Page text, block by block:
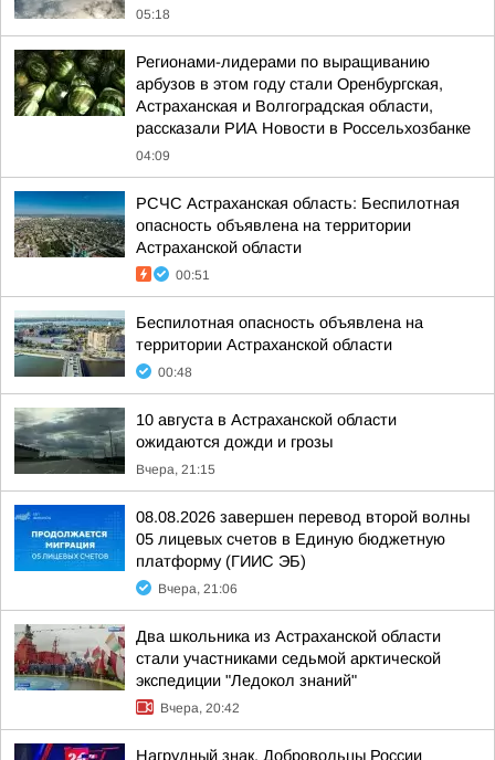
05:18
Регионами-лидерами по выращиванию
арбузов в этом году стали Оренбургская,
Астраханская и Волгоградская области,
рассказали РИА Новости в Россельхозбанке
04:09
РСЧС Астраханская область: Беспилотная
опасность объявлена на территории
Астраханской области
00:51
Беспилотная опасность объявлена на
территории Астраханской области
00:48
10 августа в Астраханской области
ожидаются дожди и грозы
Вчера, 21:15
08.08.2026 завершен перевод второй волны
05 лицевых счетов в Единую бюджетную
платформу (ГИИС ЭБ)
Вчера, 21:06
Два школьника из Астраханской области
стали участниками седьмой арктической
экспедиции "Ледокол знаний"
Вчера, 20:42
Нагрудный знак. Добровольцы России